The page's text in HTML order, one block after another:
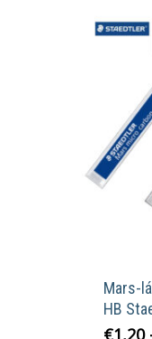
Mars-
HB